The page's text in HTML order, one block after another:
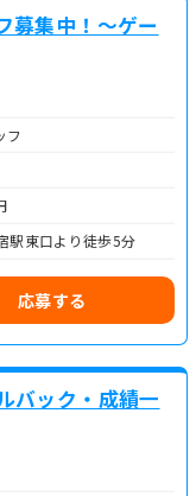
集中！～ゲー
フ
駅東口より徒歩5分
応募する
ック・成績一